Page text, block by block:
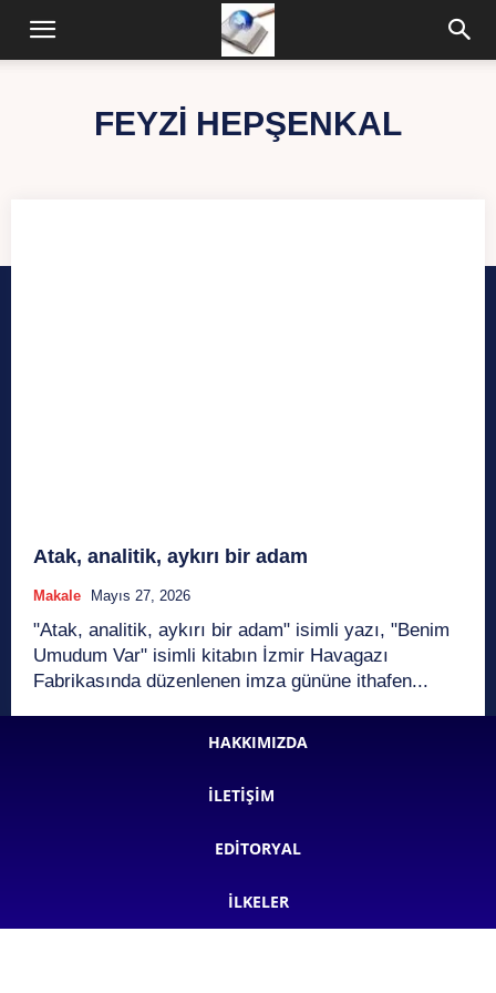
FEYZI HEPŞENKAL
Atak, analitik, aykırı bir adam
Makale Mayıs 27, 2026
"Atak, analitik, aykırı bir adam" isimli yazı, "Benim
Umudum Var" isimli kitabın İzmir Havagazı
Fabrikasında düzenlenen imza gününe ithafen...
HAKKIMIZDA
İLETIŞIM
EDITORYAL
İLKELER